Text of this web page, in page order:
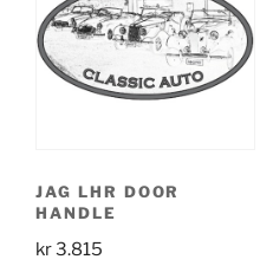
JAG LHR DOOR
HANDLE
kr3.815